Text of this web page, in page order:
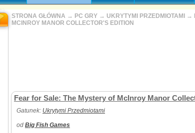
STRONA GŁÓWNA → PC GRY → UKRYTYMI PRZEDMIOTAMI →
MCINROY MANOR COLLECTOR'S EDITION
Fear for Sale: The Mystery of McInroy Manor
Gatunek: Ukrytymi Przedmiotami
od Big Fish Games